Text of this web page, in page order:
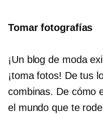
Tomar fotografías
¡Un blog de moda
¡toma fotos! De tus
combinas. De cómo
el mundo que te